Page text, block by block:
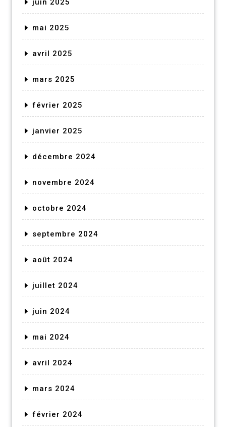
juin 2025
mai 2025
avril 2025
mars 2025
février 2025
janvier 2025
décembre 2024
novembre 2024
octobre 2024
septembre 2024
août 2024
juillet 2024
juin 2024
mai 2024
avril 2024
mars 2024
février 2024